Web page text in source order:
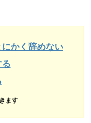
かく辞めない
ます